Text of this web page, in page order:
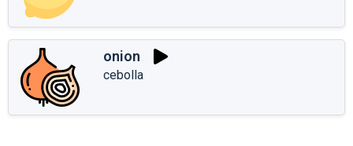
onion
cebolla